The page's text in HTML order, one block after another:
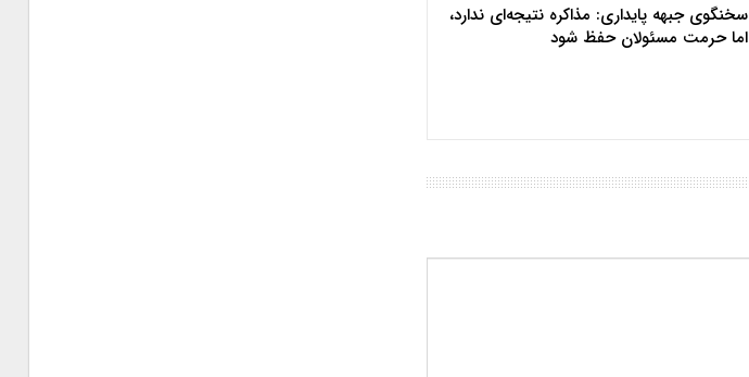
سخنگوی جبهه پایداری: مذاکره نتیجه‌ای ندارد،
اما حرمت مسئولان حفظ شود